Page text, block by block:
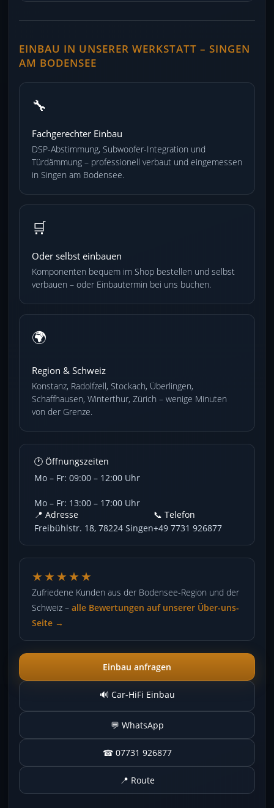
EINBAU IN UNSERER WERKSTATT – SINGEN
AM BODENSEE
🔧
Fachgerechter Einbau
DSP-Abstimmung, Subwoofer-Integration und
Türdämmung – professionell verbaut und eingemessen
in Singen am Bodensee.
🛒
Oder selbst einbauen
Komponenten bequem im Shop bestellen und selbst
verbauen – oder Einbautermin bei uns buchen.
🌍
Region & Schweiz
Konstanz, Radolfzell, Stockach, Überlingen,
Schaffhausen, Winterthur, Zürich – wenige Minuten
von der Grenze.
🕐 Öffnungszeiten
Mo – Fr: 09:00 – 12:00 Uhr
Mo – Fr: 13:00 – 17:00 Uhr
📍 Adresse
Freibühlstr. 18, 78224 Singen
📞 Telefon
+49 7731 926877
★★★★★
Zufriedene Kunden aus der Bodensee-Region und der
Schweiz – alle Bewertungen auf unserer Über-uns-
Seite →
Einbau anfragen
🔊 Car-HiFi Einbau
💬 WhatsApp
☎ 07731 926877
📍 Route